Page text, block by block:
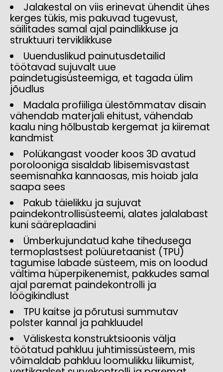
Jalakestal on viis erinevat ühendit ühes
kerges tükis, mis pakuvad tugevust,
säilitades samal ajal paindlikkuse ja
struktuuri terviklikkuse
Uuenduslikud painutusdetailid
töötavad sujuvalt uue
paindetugisüsteemiga, et tagada ülim
jõudlus
Madala profiiliga ülestõmmatav disain
vähendab materjali ehitust, vähendab
kaalu ning hõlbustab kergemat ja kiiremat
kandmist
Polükangast vooder koos 3D avatud
porolooniga sisaldab libisemisvastast
seemisnahka kannaosas, mis hoiab jala
saapa sees
Pakub täielikku ja sujuvat
paindekontrollisüsteemi, alates jalalabast
kuni sääreplaadini
Ümberkujundatud kahe tihedusega
termoplastsest polüuretaanist (TPU)
tagumise labade süsteem, mis on loodud
vältima hüperpikenemist, pakkudes samal
ajal paremat paindekontrolli ja
löögikindlust
TPU kaitse ja põrutusi summutav
polster kannal ja pahkluudel
Väliskesta konstruktsioonis välja
töötatud pahkluu juhtimissüsteem, mis
võimaldab pahkluu loomulikku liikumist,